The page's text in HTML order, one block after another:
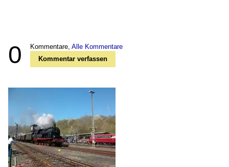
0 Kommentare, Alle Kommentare
Kommentar verfassen